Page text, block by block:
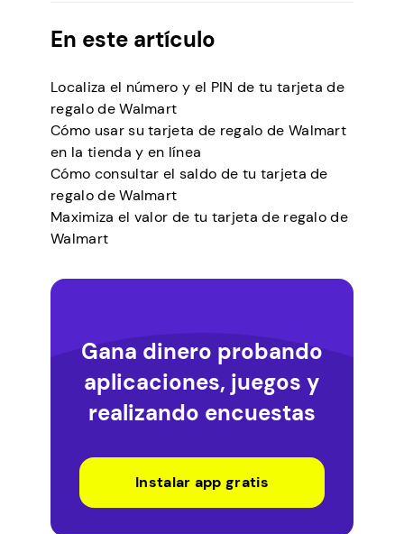
En este artículo
Localiza el número y el PIN de tu tarjeta de
regalo de Walmart
Cómo usar su tarjeta de regalo de Walmart
en la tienda y en línea
Cómo consultar el saldo de tu tarjeta de
regalo de Walmart
Maximiza el valor de tu tarjeta de regalo de
Walmart
Gana dinero probando
aplicaciones, juegos y
realizando encuestas
Instalar app gratis